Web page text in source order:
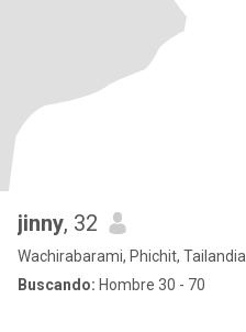
jinny, 32
Wachirabarami, Phichit, Tailandia
Buscando: Hombre 30 - 70